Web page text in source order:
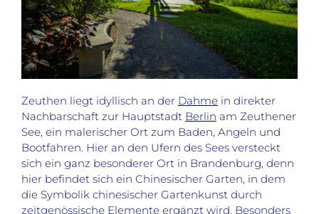
Zeuthen liegt idyllisch an der Dahmein direkter
Nachbarschaft zur Hauptstadt Berlin am Zeuthener
See, ein malerischer Ort zum Baden, Angeln und
Bootfahren. Hier an den Ufern des Sees versteckt
sich ein ganz besonderer Ort in Brandenburg, denn
hier befindet sich ein Chinesischer Garten, in dem
die Symbolik chinesischer Gartenkunst durch
zeitgenössische Elemente ergänzt wird. Besonders